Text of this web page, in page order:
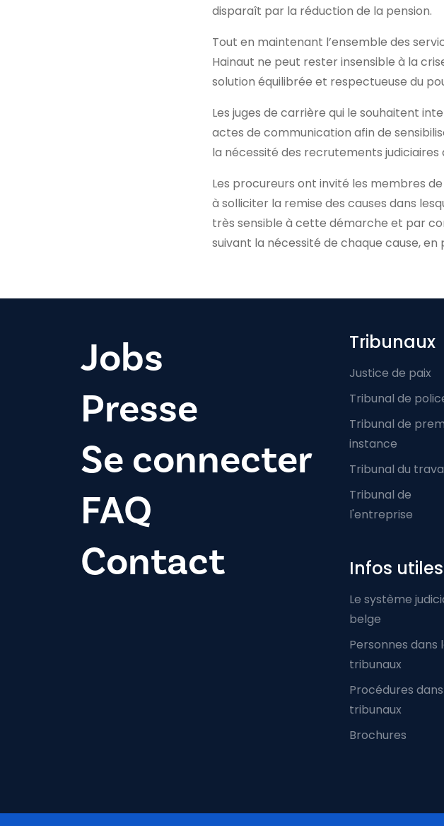
disparaît par la réduction de la pension.
Tout en maintenant l’ensemble des
Hainaut ne peut rester insensible à la
solution équilibrée et respectueuse du
Les juges de carrière qui le souhaitent
actes de communication afin de
la nécessité des recrutements judiciaires
Les procureurs ont invité les membres
à solliciter la remise des causes dans
très sensible à cette démarche et par
suivant la nécessité de chaque cause,
Jobs
Presse
Se connecter
FAQ
Contact
Tribunaux
Justice de paix
Tribunal de
Tribunal de
instance
Tribunal du
Tribunal de
l'entreprise
Infos utiles
Le système
belge
Personnes dans
tribunaux
Procédures
tribunaux
Brochures